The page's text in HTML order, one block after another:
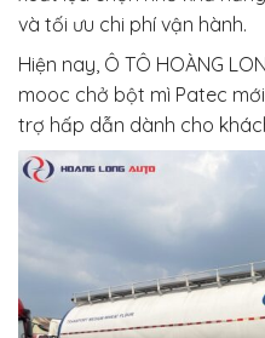
và tối ưu chi phí vận hành.
Hiện nay, Ô TÔ HOÀNG
mooc chở bột mì Patec
trợ hấp dẫn dành cho